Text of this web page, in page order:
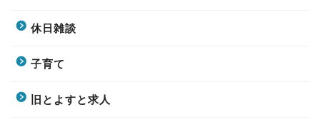
休日雑談
子育て
旧とよすと求人